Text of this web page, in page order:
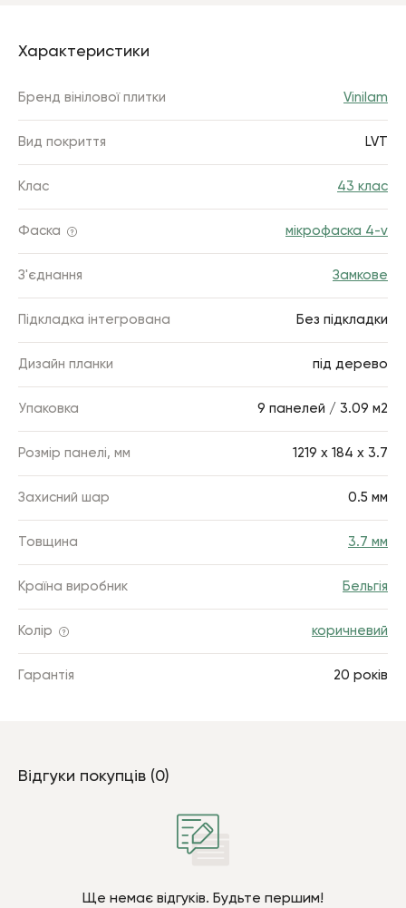
Характеристики
Бренд вінілової плитки Vinilam
Вид покриття LVT
Клас 43 клас
Фаска мікрофаска 4-v
З'єднання Замкове
Підкладка інтегрована Без підкладки
Дизайн планки під дерево
Упаковка 9 панелей / 3.09 м2
Розмір панелі, мм 1219 х 184 x 3.7
Захисний шар 0.5 мм
Товщина 3.7 мм
Країна виробник Бельгія
Колір коричневий
Гарантія 20 років
Відгуки покупців (0)
Ще немає відгуків. Будьте першим!